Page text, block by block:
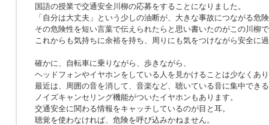
国語の授業で交通安全川柳の応募をすることになりました。
「自分は大丈夫」という少しの油断が、大きな事故につながる危
その危険性を短い言葉で伝えられたらと思い書いたのがこの川柳
これからも気持ちに余裕を持ち、周りにも気をつけながら安全に
確かに、自転車に乗りながら、歩きながら、
ヘッドフォンやイヤホンをしている人を見かけることは少なくあ
最近は、周囲の音を消して、音楽など、聴いている音に集中できる
ノイズキャンセリング機能がついたイヤホンもあります。
交通安全に関わる情報をキャッチしているのが目と耳。
聴覚を使わなければ、危険を呼び込みかねません。